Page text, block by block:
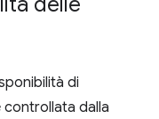
di
controllata dalla